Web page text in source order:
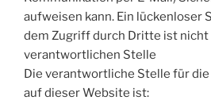
aufweisen kann. Ein lückenloser
dem Zugriff durch Dritte ist nicht
verantwortlichen Stelle
Die verantwortliche Stelle für
auf dieser Website ist: